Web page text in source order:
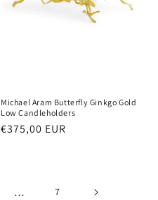
Michael Aram Butterfly Ginkgo Gold
Low Candleholders
Normale
€375,00 EUR
… 7